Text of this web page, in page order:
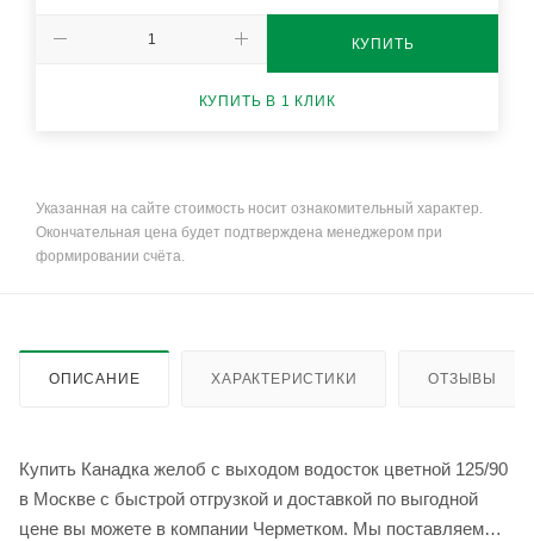
КУПИТЬ
КУПИТЬ В 1 КЛИК
Указанная на сайте стоимость носит ознакомительный характер.
Окончательная цена будет подтверждена менеджером при
формировании счёта.
ОПИСАНИЕ ХАРАКТЕРИСТИКИ ОТЗЫВЫ
Купить Канадка желоб с выходом водосток цветной 125/90
в Москве с быстрой отгрузкой и доставкой по выгодной
цене вы можете в компании Черметком. Мы поставляем